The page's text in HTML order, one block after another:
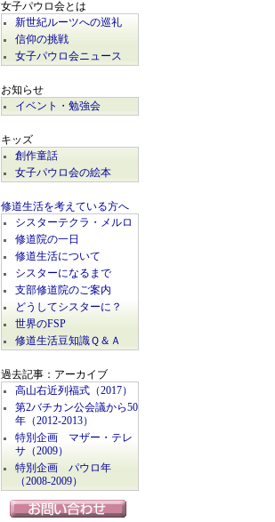
女子パウロ会とは
新世紀ルーツへの巡礼
信仰の挑戦
女子パウロ会ニュース
お知らせ
イベント・勉強会
キッズ
創作童話
女子パウロ会の絵本
修道生活を考えている方へ
シスターテクラ・メルロ
修道院の一日
修道生活について
シスターになるまで
支部修道院のご案内
どうしてシスターに？
世界のFSP
修道生活豆知識Ｑ＆Ａ
過去記事：アーカイブ
高山右近列福式（2017）
第2バチカン公会議から50
年（2012-2013）
特別企画 マザー・テレ
サ（2009）
特別企画 パウロ年
（2008-2009）